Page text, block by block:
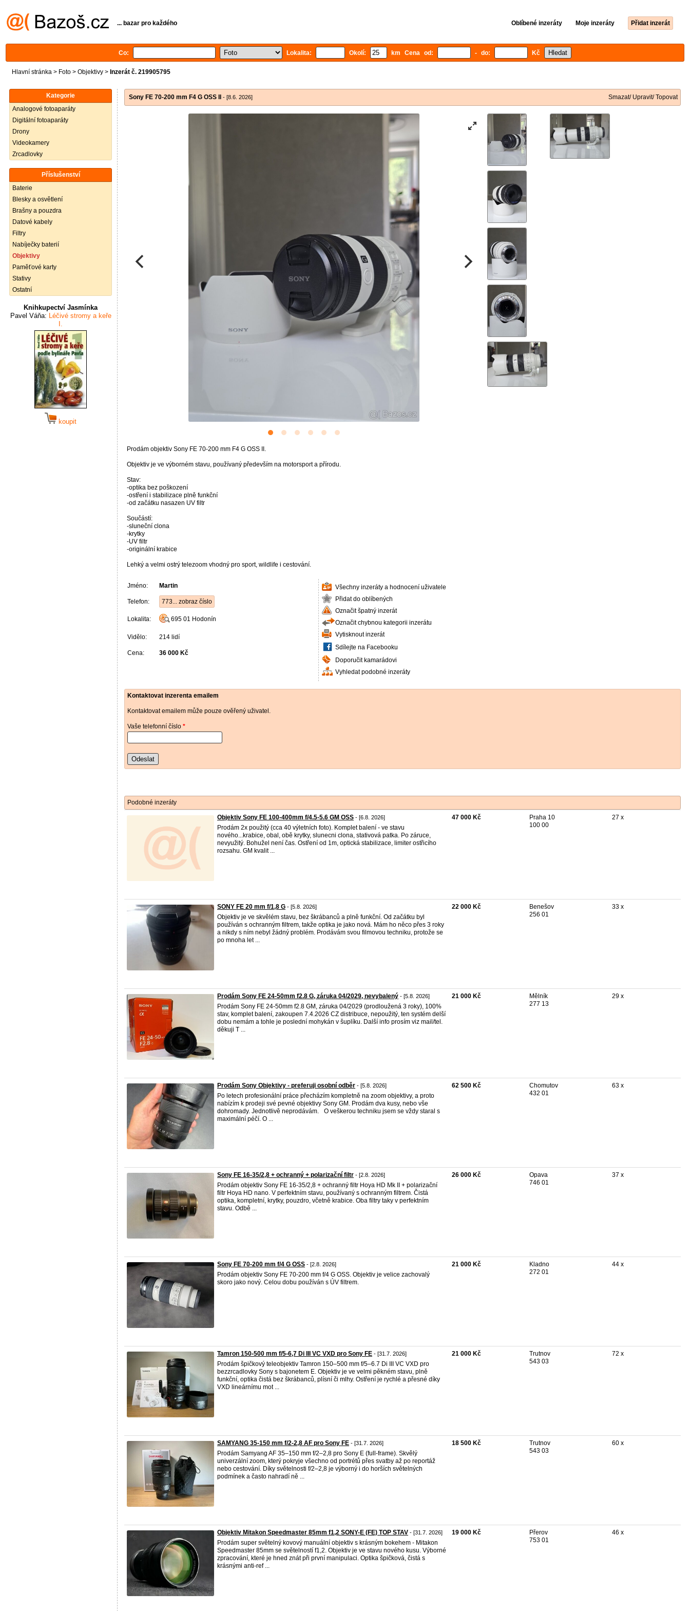
... bazar pro každého Oblíbené inzeráty Moje inzeráty Přidat inzerát
Co: Lokalita: Okolí: km Cena od: - do: Kč
Hlavní stránka > Foto > Objektivy > Inzerát č. 219905795
Kategorie
Analogové fotoaparáty
Digitální fotoaparáty
Drony
Videokamery
Zrcadlovky
Příslušenství
Baterie
Blesky a osvětlení
Brašny a pouzdra
Datové kabely
Filtry
Nabíječky baterií
Objektivy
Paměťové karty
Stativy
Ostatní
Knihkupectví Jasmínka
Pavel Váňa: Léčivé stromy a keře
I.
koupit
Sony FE 70-200 mm F4 G OSS II - [8.6. 2026] Smazat/ Upravit/ Topovat
Prodám objektiv Sony FE 70-200 mm F4 G OSS II.
Objektiv je ve výborném stavu, používaný především na motorsport a přírodu.
Stav:
-optika bez poškození
-ostření i stabilizace plně funkční
-od začátku nasazen UV filtr
Součástí:
-sluneční clona
-krytky
-UV filtr
-originální krabice
Lehký a velmi ostrý telezoom vhodný pro sport, wildlife i cestování.
Jméno: Martin
Telefon: 773... zobraz číslo
Lokalita: 695 01 Hodonín
Vidělo: 214 lidí
Cena: 36 000 Kč
Všechny inzeráty a hodnocení uživatele
Přidat do oblíbených
Označit špatný inzerát
Označit chybnou kategorii inzerátu
Vytisknout inzerát
Sdílejte na Facebooku
Doporučit kamarádovi
Vyhledat podobné inzeráty
Kontaktovat inzerenta emailem
Kontaktovat emailem může pouze ověřený uživatel.
Vaše telefonní číslo *
Odeslat
Podobné inzeráty
Objektiv Sony FE 100-400mm f/4.5-5.6 GM OSS - [6.8. 2026]
Prodám 2x použitý (cca 40 výletních foto). Komplet balení - ve stavu
nového...krabice, obal, obě krytky, slunecni clona, stativová patka. Po záruce,
nevyužitý. Bohužel není čas. Ostření od 1m, optická stabilizace, limiter ostřicího
rozsahu. GM kvalit ...
47 000 Kč
Praha 10
100 00
27 x
SONY FE 20 mm f/1,8 G - [5.8. 2026]
Objektiv je ve skvělém stavu, bez škrábanců a plně funkční. Od začátku byl
používán s ochranným filtrem, takže optika je jako nová. Mám ho něco přes 3 roky
a nikdy s ním nebyl žádný problém. Prodávám svou filmovou techniku, protože se
po mnoha let ...
22 000 Kč
Benešov
256 01
33 x
Prodám Sony FE 24-50mm f2.8 G, záruka 04/2029, nevybalený - [5.8. 2026]
Prodám Sony FE 24-50mm f2.8 GM, záruka 04/2029 (prodloužená 3 roky), 100%
stav, komplet balení, zakoupen 7.4.2026 CZ distribuce, nepoužitý, ten systém delší
dobu nemám a tohle je poslední mohykán v šuplíku. Další info prosím viz mail/tel.
děkuji T ...
21 000 Kč
Mělník
277 13
29 x
Prodám Sony Objektivy - preferuji osobní odběr - [5.8. 2026]
Po letech profesionální práce přecházím kompletně na zoom objektivy, a proto
nabízím k prodeji své pevné objektivy Sony GM. Prodám dva kusy, nebo vše
dohromady. Jednotlivě neprodávám. O veškerou techniku jsem se vždy staral s
maximální péčí. O ...
62 500 Kč
Chomutov
432 01
63 x
Sony FE 16-35/2,8 + ochranný + polarizační filtr - [2.8. 2026]
Prodám objektiv Sony FE 16-35/2,8 + ochranný filtr Hoya HD Mk II + polarizační
filtr Hoya HD nano. V perfektním stavu, používaný s ochranným filtrem. Čistá
optika, kompletní, krytky, pouzdro, včetně krabice. Oba filtry taky v perfektním
stavu. Odbě ...
26 000 Kč
Opava
746 01
37 x
Sony FE 70-200 mm f/4 G OSS - [2.8. 2026]
Prodám objektiv Sony FE 70-200 mm f/4 G OSS. Objektiv je velice zachovalý
skoro jako nový. Celou dobu používán s ÚV filtrem.
21 000 Kč
Kladno
272 01
44 x
Tamron 150-500 mm f/5-6,7 Di III VC VXD pro Sony FE - [31.7. 2026]
Prodám špičkový teleobjektiv Tamron 150–500 mm f/5–6.7 Di III VC VXD pro
bezzrcadlovky Sony s bajonetem E. Objektiv je ve velmi pěkném stavu, plně
funkční, optika čistá bez škrábanců, plísní či mlhy. Ostření je rychlé a přesné díky
VXD lineárnímu mot ...
21 000 Kč
Trutnov
543 03
72 x
SAMYANG 35-150 mm f/2-2,8 AF pro Sony FE - [31.7. 2026]
Prodám Samyang AF 35–150 mm f/2–2,8 pro Sony E (full-frame). Skvělý
univerzální zoom, který pokryje všechno od portrétů přes svatby až po reportáž
nebo cestování. Díky světelnosti f/2–2,8 je výborný i do horších světelných
podmínek a často nahradí ně ...
18 500 Kč
Trutnov
543 03
60 x
Objektiv Mitakon Speedmaster 85mm f1,2 SONY-E (FE) TOP STAV - [31.7. 2026]
Prodám super světelný kovový manuální objektiv s krásným bokehem - Mitakon
Speedmaster 85mm se světelností f1,2. Objektiv je ve stavu nového kusu. Výborné
zpracování, které je hned znát při první manipulaci. Optika špičková, čistá s
krásnými anti-ref ...
19 000 Kč
Přerov
753 01
46 x